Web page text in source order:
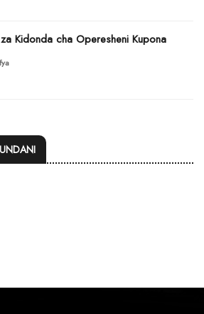
Kidonda cha Operesheni Kupona